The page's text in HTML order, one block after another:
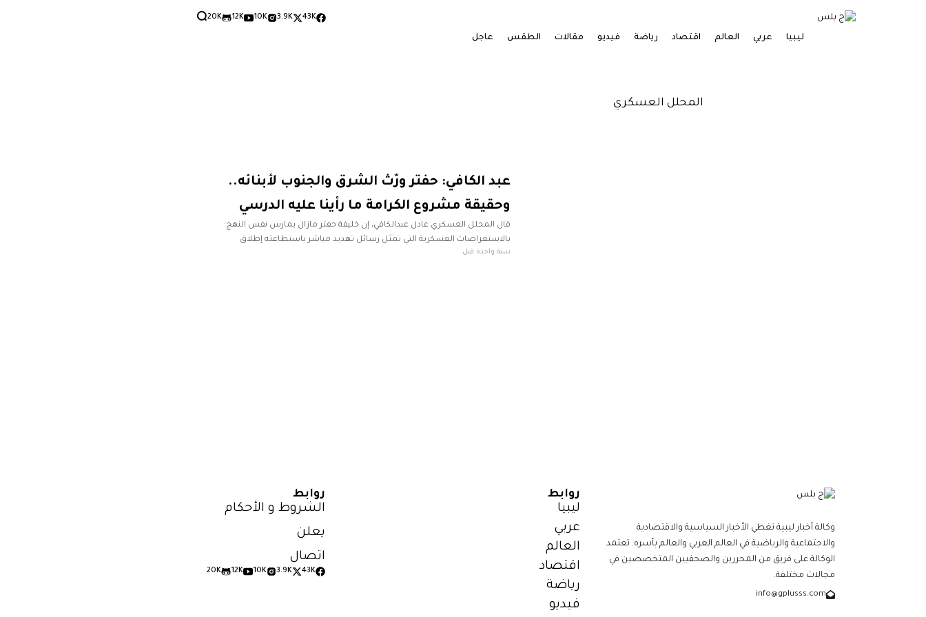
ليبيا عربي العالم اقتصاد رياضة فيديو مقالات الطقس عاجل
43K
3.9K
10K
12K
20K
المحلل العسكري
عبد الكافي: حفتر ورّث الشرق والجنوب لأبنائه..
وحقيقة مشروع الكرامة ما رأينا عليه الدرسي
قال المحلل العسكري عادل عبدالكافي، إن خليفة حفتر مازال يمارس نفس النهج
بالاستعراضات العسكرية التي تمثل رسائل تهديد مباشر باستطاعته إطلاق
العمليات العسكرية في أي وقت، رغم أنه لن يستطيع
سنة واحدة قبل
وكالة أخبار ليبية تغطي الأخبار السياسية والاقتصادية
والاجتماعية والرياضية في العالم العربي والعالم بأسره. تعتمد
الوكالة على فريق من المحررين والصحفيين المتخصصين في
مجالات مختلفة.
info@gplusss.com
روابط
ليبيا
عربي
العالم
اقتصاد
رياضة
فيديو
روابط
الشروط و الأحكام
يعلن
اتصال
43K
3.9K
10K
12K
20K